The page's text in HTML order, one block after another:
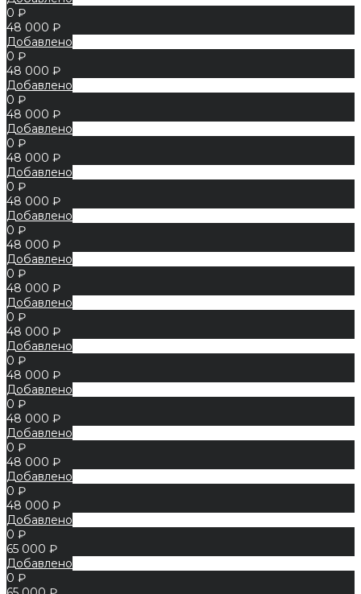
0 ₽
48 000 ₽
Добавлено
0 ₽
48 000 ₽
Добавлено
0 ₽
48 000 ₽
Добавлено
0 ₽
48 000 ₽
Добавлено
0 ₽
48 000 ₽
Добавлено
0 ₽
48 000 ₽
Добавлено
0 ₽
48 000 ₽
Добавлено
0 ₽
48 000 ₽
Добавлено
0 ₽
48 000 ₽
Добавлено
0 ₽
48 000 ₽
Добавлено
0 ₽
48 000 ₽
Добавлено
0 ₽
48 000 ₽
Добавлено
0 ₽
65 000 ₽
Добавлено
0 ₽